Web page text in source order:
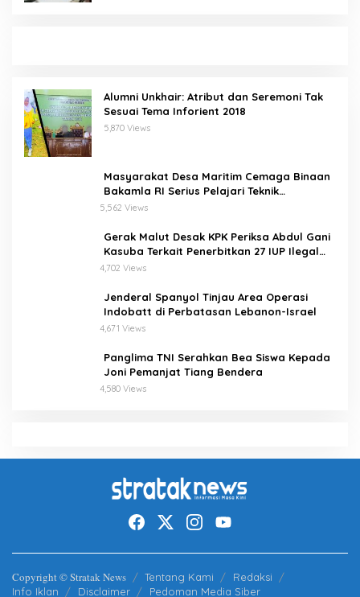
Alumni Unkhair: Atribut dan Seremoni Tak
Sesuai Tema Inforient 2018
5,870 Views
Masyarakat Desa Maritim Cemaga Binaan
Bakamla RI Serius Pelajari Teknik
Padamkan Api dan Penyelamatan di Laut
5,562 Views
Gerak Malut Desak KPK Periksa Abdul Gani
Kasuba Terkait Penerbitkan 27 IUP Ilegal
dan Hasil Temuan BPK RI
4,702 Views
Jenderal Spanyol Tinjau Area Operasi
Indobatt di Perbatasan Lebanon-Israel
4,671 Views
Panglima TNI Serahkan Bea Siswa Kepada
Joni Pemanjat Tiang Bendera
4,580 Views
Copyright © Stratak News Tentang Kami
Redaksi
Info Iklan
Disclaimer Pedoman Media Siber